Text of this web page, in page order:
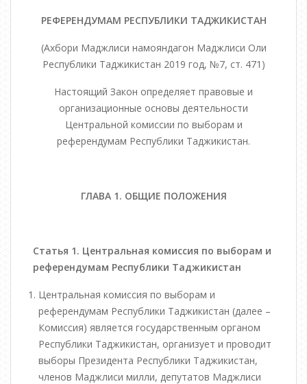
РЕФЕРЕНДУМАМ РЕСПУБЛИКИ ТАДЖИКИСТАН
(Ахбори Маджлиси намояндагон Маджлиси Оли
Республики Таджикистан 2019 год, №7, ст. 471)
Настоящий Закон определяет правовые и
организационные основы деятельности
Центральной комиссии по выборам и
референдумам Республики Таджикистан.
ГЛАВА 1. ОБЩИЕ ПОЛОЖЕНИЯ
Статья 1. Центральная комиссия по выборам и
референдумам Республики Таджикистан
Центральная комиссия по выборам и
референдумам Республики Таджикистан (далее –
Комиссия) является государственным органом
Республики Таджикистан, организует и проводит
выборы Президента Республики Таджикистан,
членов Маджлиси милли, депутатов Маджлиси